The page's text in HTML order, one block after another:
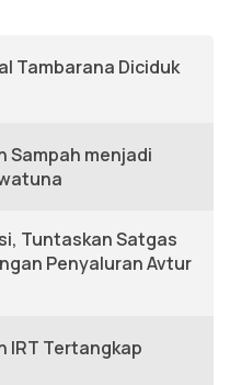
Tambarana Diciduk
Sampah menjadi
Tuntaskan Satgas
Penyaluran Avtur
IRT Tertangkap